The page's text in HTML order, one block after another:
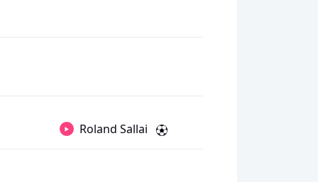
Roland Sallai